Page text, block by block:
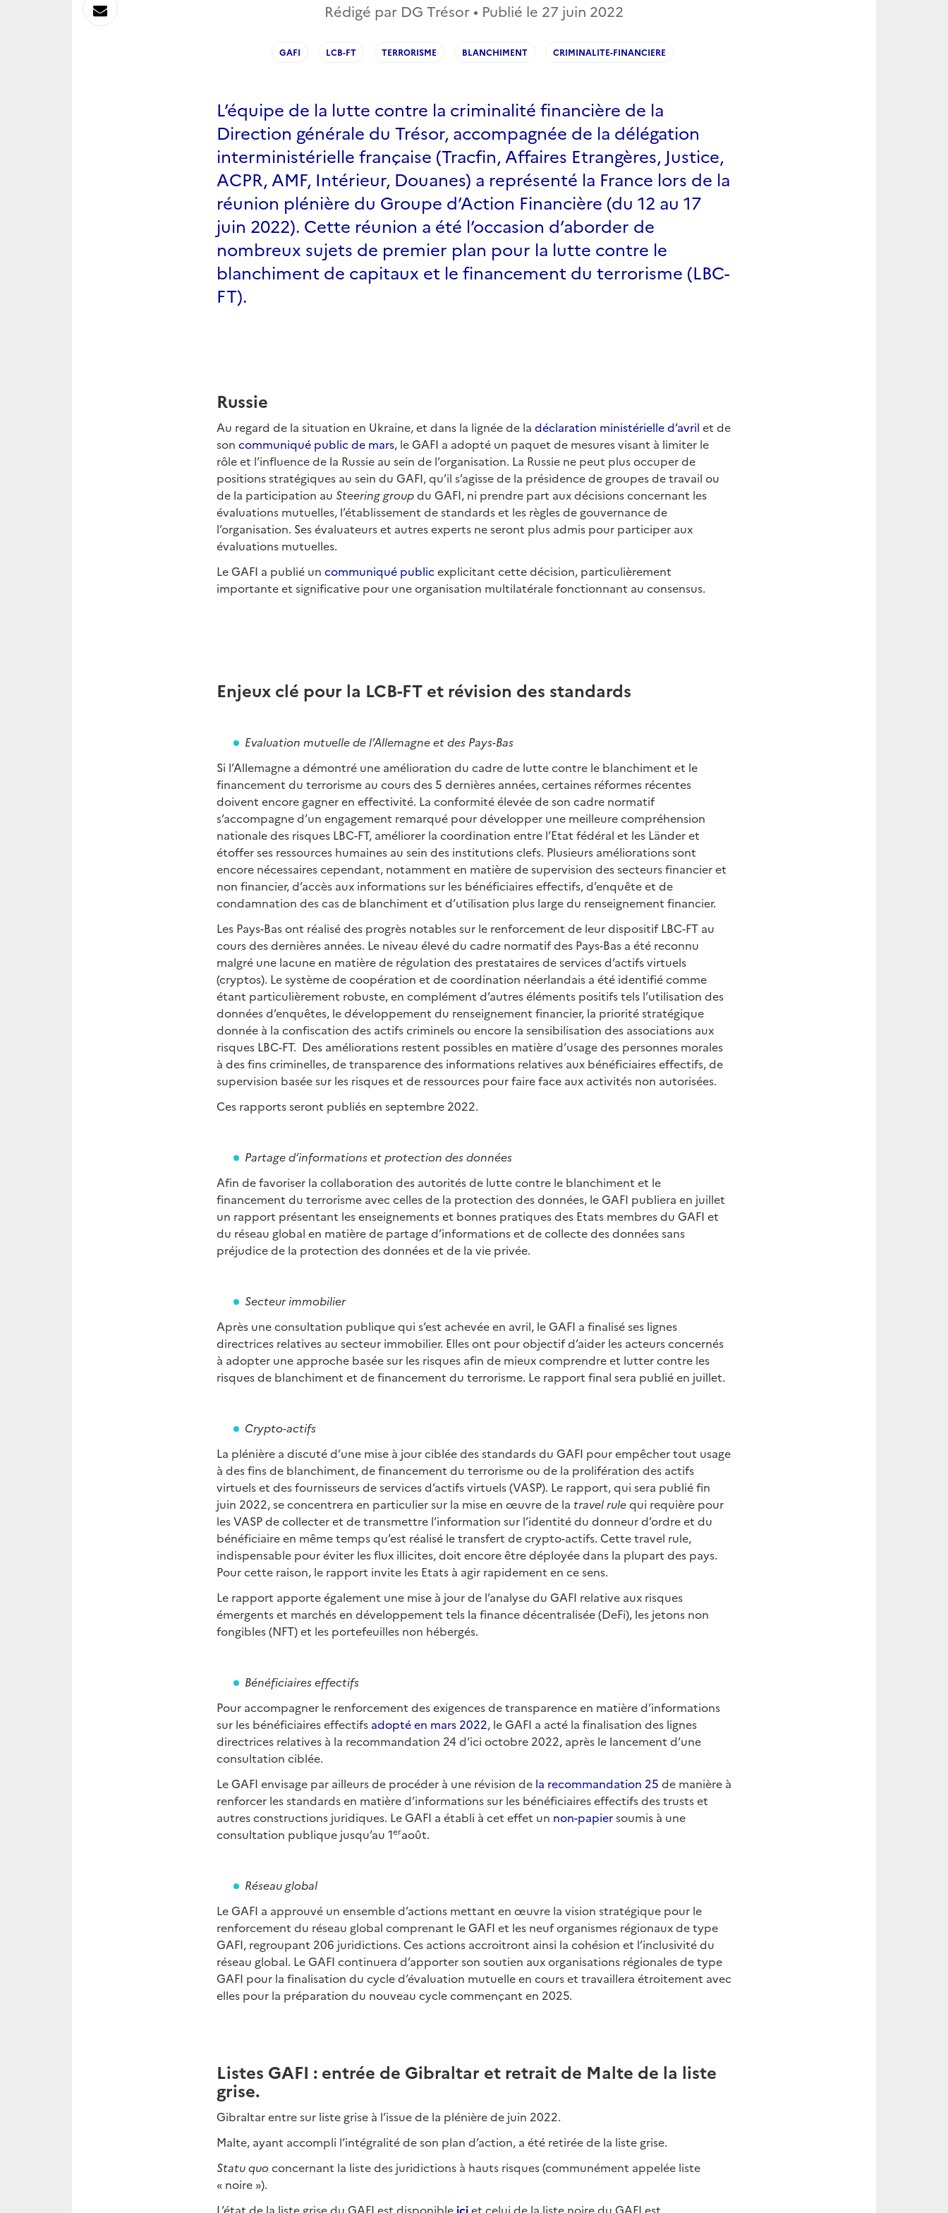
Rédigé par DG Trésor • Publié le 27 juin 2022
GAFI LCB-FT TERRORISME BLANCHIMENT CRIMINALITE-FINANCIERE
L’équipe de la lutte contre la criminalité financière de la
Direction générale du Trésor, accompagnée de la délégation
interministérielle française (Tracfin, Affaires Etrangères, Justice,
ACPR, AMF, Intérieur, Douanes) a représenté la France lors de la
réunion plénière du Groupe d’Action Financière (du 12 au 17
juin 2022). Cette réunion a été l’occasion d’aborder de
nombreux sujets de premier plan pour la lutte contre le
blanchiment de capitaux et le financement du terrorisme (LBC-
FT).
Russie
Au regard de la situation en Ukraine, et dans la lignée de la déclaration ministérielle d’avril et de
son communiqué public de mars, le GAFI a adopté un paquet de mesures visant à limiter le
rôle et l’influence de la Russie au sein de l’organisation. La Russie ne peut plus occuper de
positions stratégiques au sein du GAFI, qu’il s’agisse de la présidence de groupes de travail ou
de la participation au Steering groupdu GAFI, ni prendre part aux décisions concernant les
évaluations mutuelles, l’établissement de standards et les règles de gouvernance de
l’organisation. Ses évaluateurs et autres experts ne seront plus admis pour participer aux
évaluations mutuelles.
Le GAFI a publié un communiqué publicexplicitant cette décision, particulièrement
importante et significative pour une organisation multilatérale fonctionnant au consensus.
Enjeux clé pour la LCB-FT et révision des standards
Evaluation mutuelle de l’Allemagne et des Pays-Bas
Si l’Allemagne a démontré une amélioration du cadre de lutte contre le blanchiment et le
financement du terrorisme au cours des 5 dernières années, certaines réformes récentes
doivent encore gagner en effectivité. La conformité élevée de son cadre normatif
s’accompagne d’un engagement remarqué pour développer une meilleure compréhension
nationale des risques LBC-FT, améliorer la coordination entre l’Etat fédéral et les Länder et
étoffer ses ressources humaines au sein des institutions clefs. Plusieurs améliorations sont
encore nécessaires cependant, notamment en matière de supervision des secteurs financier et
non financier, d’accès aux informations sur les bénéficiaires effectifs, d’enquête et de
condamnation des cas de blanchiment et d’utilisation plus large du renseignement financier.
Les Pays-Bas ont réalisé des progrès notables sur le renforcement de leur dispositif LBC-FT au
cours des dernières années. Le niveau élevé du cadre normatif des Pays-Bas a été reconnu
malgré une lacune en matière de régulation des prestataires de services d’actifs virtuels
(cryptos). Le système de coopération et de coordination néerlandais a été identifié comme
étant particulièrement robuste, en complément d’autres éléments positifs tels l’utilisation des
données d’enquêtes, le développement du renseignement financier, la priorité stratégique
donnée à la confiscation des actifs criminels ou encore la sensibilisation des associations aux
risques LBC-FT. Des améliorations restent possibles en matière d’usage des personnes morales
à des fins criminelles, de transparence des informations relatives aux bénéficiaires effectifs, de
supervision basée sur les risques et de ressources pour faire face aux activités non autorisées.
Ces rapports seront publiés en septembre 2022.
Partage d’informations et protection des données
Afin de favoriser la collaboration des autorités de lutte contre le blanchiment et le
financement du terrorisme avec celles de la protection des données, le GAFI publiera en juillet
un rapport présentant les enseignements et bonnes pratiques des Etats membres du GAFI et
du réseau global en matière de partage d’informations et de collecte des données sans
préjudice de la protection des données et de la vie privée.
Secteur immobilier
Après une consultation publique qui s’est achevée en avril, le GAFI a finalisé ses lignes
directrices relatives au secteur immobilier. Elles ont pour objectif d’aider les acteurs concernés
à adopter une approche basée sur les risques afin de mieux comprendre et lutter contre les
risques de blanchiment et de financement du terrorisme. Le rapport final sera publié en juillet.
Crypto-actifs
La plénière a discuté d’une mise à jour ciblée des standards du GAFI pour empêcher tout usage
à des fins de blanchiment, de financement du terrorisme ou de la prolifération des actifs
virtuels et des fournisseurs de services d’actifs virtuels (VASP). Le rapport, qui sera publié fin
juin 2022, se concentrera en particulier sur la mise en œuvre de la travel rulequi requière pour
les VASP de collecter et de transmettre l’information sur l’identité du donneur d’ordre et du
bénéficiaire en même temps qu’est réalisé le transfert de crypto-actifs. Cette travel rule,
indispensable pour éviter les flux illicites, doit encore être déployée dans la plupart des pays.
Pour cette raison, le rapport invite les Etats à agir rapidement en ce sens.
Le rapport apporte également une mise à jour de l’analyse du GAFI relative aux risques
émergents et marchés en développement tels la finance décentralisée (DeFi), les jetons non
fongibles (NFT) et les portefeuilles non hébergés.
Bénéficiaires effectifs
Pour accompagner le renforcement des exigences de transparence en matière d’informations
sur les bénéficiaires effectifs adopté en mars 2022, le GAFI a acté la finalisation des lignes
directrices relatives à la recommandation 24 d’ici octobre 2022, après le lancement d’une
consultation ciblée.
Le GAFI envisage par ailleurs de procéder à une révision de la recommandation 25 de manière à
renforcer les standards en matière d’informations sur les bénéficiaires effectifs des trusts et
autres constructions juridiques. Le GAFI a établi à cet effet un non-papiersoumis à une
consultation publique jusqu’au 1eraoût.
Réseau global
Le GAFI a approuvé un ensemble d’actions mettant en œuvre la vision stratégique pour le
renforcement du réseau global comprenant le GAFI et les neuf organismes régionaux de type
GAFI, regroupant 206 juridictions. Ces actions accroitront ainsi la cohésion et l’inclusivité du
réseau global. Le GAFI continuera d’apporter son soutien aux organisations régionales de type
GAFI pour la finalisation du cycle d’évaluation mutuelle en cours et travaillera étroitement avec
elles pour la préparation du nouveau cycle commençant en 2025.
Listes GAFI : entrée de Gibraltar et retrait de Malte de la liste
grise.
Gibraltar entre sur liste grise à l’issue de la plénière de juin 2022.
Malte, ayant accompli l’intégralité de son plan d’action, a été retirée de la liste grise.
Statu quoconcernant la liste des juridictions à hauts risques (communément appelée liste
« noire »).
L’état de la liste grise du GAFI est disponible iciet celui de la liste noire du GAFI est
Envoyer